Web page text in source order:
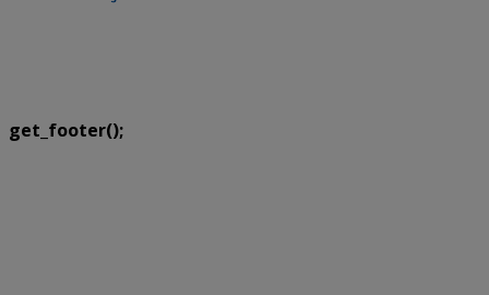
get_footer();